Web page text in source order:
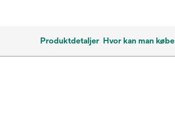
Produktdetaljer Hvor kan man købe